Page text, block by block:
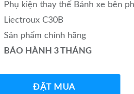
Phụ kiện thay thế Bánh xe bên
Liectroux C30B
Sản phẩm chính hãng
BẢO HÀNH 3 THÁNG
ĐẶT MUA